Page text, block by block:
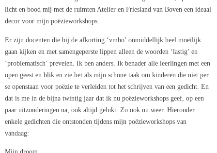
licht en bood mij met de ruimten Atelier en Friesland van Boven een ideaal
decor voor mijn poëzieworkshops.
Er zijn docenten die bij de afkorting ‘vmbo’ onmiddellijk heel moeilijk
gaan kijken en met samengeperste lippen alleen de woorden ‘lastig’ en
‘problematisch’ prevelen. Ik ben anders. Ik benader alle leerlingen met een
open geest en blik en zie het als mijn schone taak om kinderen die niet per
se openstaan voor poëzie te verleiden tot het schrijven van een gedicht. En
dat is me in de bijna twintig jaar dat ik nu poëzieworkshops geef, op een
paar uitzonderingen na, ook altijd gelukt. Zo ook nu weer. Hieronder
enkele gedichten die ontstonden tijdens mijn poëzieworkshops van
vandaag: